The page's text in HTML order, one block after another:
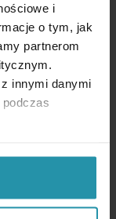
i
o tym, jak
partnerom
innymi danymi